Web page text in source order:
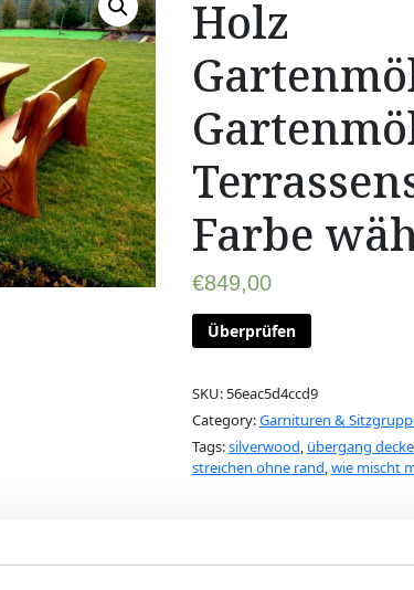
Holz
Farbe
€849,00
Überprüfen
SKU: 56eac5d4ccd9
Category:Garnituren &
Tags:silverwood, übergang
streichen ohne rand,wie mischt